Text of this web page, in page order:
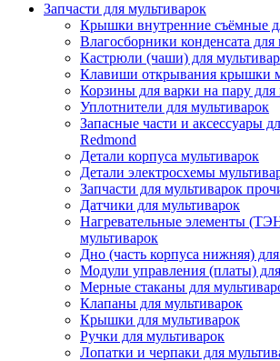
Запчасти для мультиварок
Крышки внутренние съёмные
Влагосборники конденсата для
Кастрюли (чаши) для
Клавиши открывания крышки
Корзины для варки на пару для
Уплотнители для мультиварок
Запасные части и аксессуары
Redmond
Детали корпуса мультиварок
Детали электросхемы
Запчасти для мультиварок
Датчики для мультиварок
Нагревательные элементы
мультиварок
Дно (часть корпуса нижняя)
Модули управления (платы)
Мерные стаканы для
Клапаны для мультиварок
Крышки для мультиварок
Ручки для мультиварок
Лопатки и черпаки для